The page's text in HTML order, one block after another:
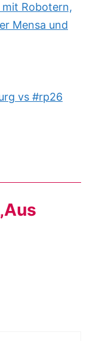
mit Robotern,
Mensa und
vs #rp26